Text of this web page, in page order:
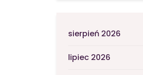
sierpień 2026
lipiec 2026